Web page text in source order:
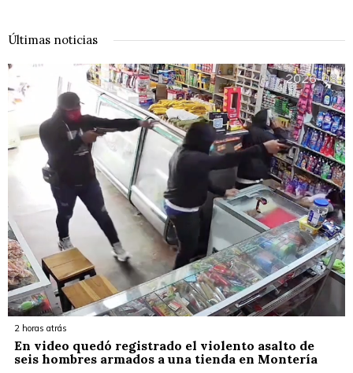
Últimas noticias
2 horas atrás
En video quedó registrado el violento asalto de
seis hombres armados a una tienda en Montería